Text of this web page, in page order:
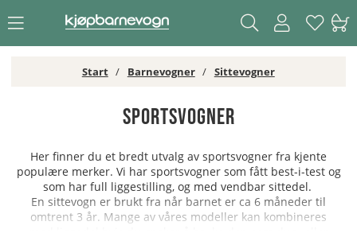
Start Barnevogner Sittevogner
Sportsvogner
Her finner du et bredt utvalg av sportsvogner fra kjente
populære merker. Vi har sportsvogner som fått best-i-test og
som har full liggestilling, og med vendbar sittedel.
En sittevogn er brukt fra når barnet er ca 6 måneder til
omtrent 3 år. Mange av våres modeller kan kombineres